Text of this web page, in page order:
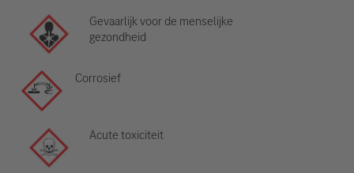
Gevaarlijk voor de menselijke
gezondheid
Corrosief
Acute toxiciteit